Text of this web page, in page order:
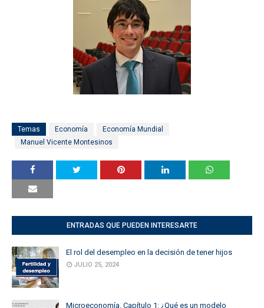
Temas Economía
Economía Mundial
Manuel Vicente Montesinos
ENTRADAS QUE PUEDEN INTERESARTE
El rol del desempleo en la decisión de tener hijos
JULIO 25, 2024
Microeconomía. Capítulo 1: ¿Qué es un modelo